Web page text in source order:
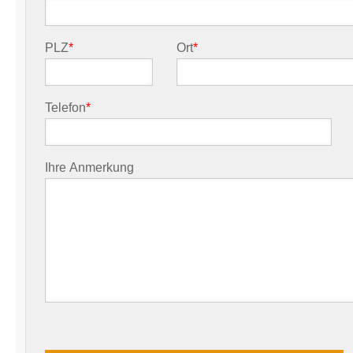
PLZ* Ort*
Telefon*
Ihre Anmerkung